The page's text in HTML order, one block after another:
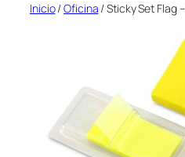
Inicio/Oficina / Sticky Set Flag